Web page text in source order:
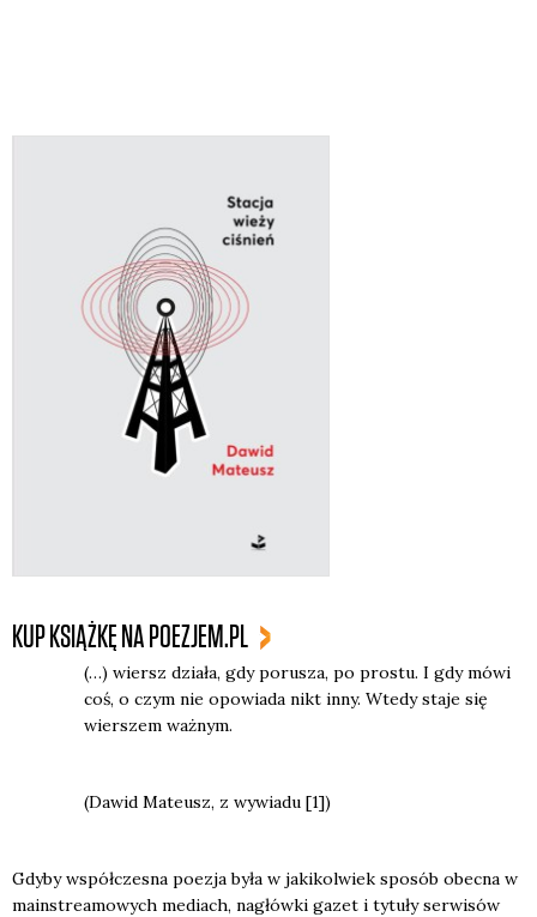
KUP KSIĄŻKĘ NA POEZJEM.PL
(…) wiersz dzia­ła, gdy poru­sza, po pro­stu. I gdy mówi
coś, o czym nie opo­wia­da nikt inny. Wte­dy sta­je się
wier­szem waż­nym.
(Dawid Mate­usz, z wywia­du [1])
Gdy­by współ­cze­sna poezja była w jaki­kol­wiek spo­sób obec­na w
main­stre­amo­wych mediach, nagłów­ki gazet i tytu­ły ser­wi­sów